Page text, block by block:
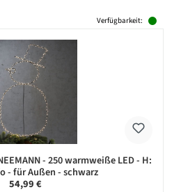
Verfügbarkeit:
- 250 warmweiße LED - H:
- für Außen - schwarz
Regulärer Preis:
54,99 €